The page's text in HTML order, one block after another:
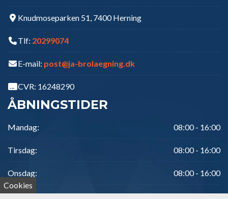
Knudmoseparken 51, 7400 Herning
Tlf: 20299074
E-mail: post@ja-brolaegning.dk
CVR: 16248290
ÅBNINGSTIDER
Mandag: 08:00 - 16:00
Tirsdag: 08:00 - 16:00
Onsdag: 08:00 - 16:00
Torsdag: 08:00 - 16:00
Cookies